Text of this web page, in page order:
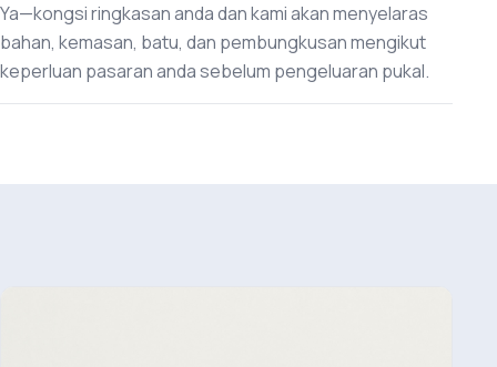
Ya—kongsi ringkasan anda dan kami akan menyelaras
bahan, kemasan, batu, dan pembungkusan mengikut
keperluan pasaran anda sebelum pengeluaran pukal.